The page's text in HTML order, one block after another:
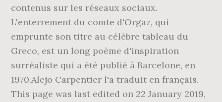
contenus sur les réseaux sociaux.
L'enterrement du comte d'Orgaz, qui
emprunte son titre au célèbre tableau du
Greco, est un long poème d'inspiration
surréaliste qui a été publié à Barcelone, en
1970.Alejo Carpentier l'a traduit en français.
This page was last edited on 22 January 2019,